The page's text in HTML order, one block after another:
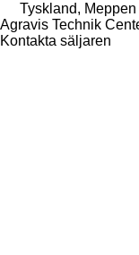
Tyskland, Meppen
Agravis Technik
Kontakta säljaren